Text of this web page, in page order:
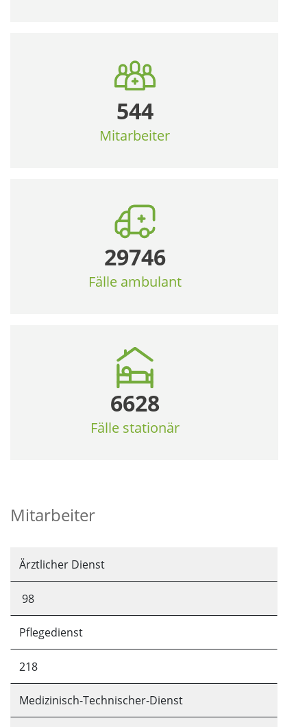
544
Mitarbeiter
29746
Fälle ambulant
6628
Fälle stationär
Mitarbeiter
Ärztlicher Dienst
98
Pflegedienst
218
Medizinisch-Technischer-Dienst